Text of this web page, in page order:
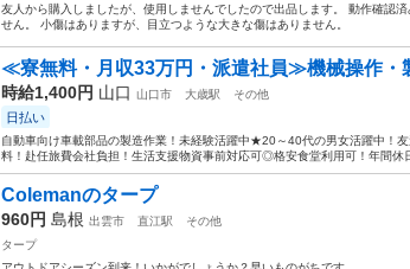
友人から購入しましたが、使用しませんでしたので出品します。 動作確認
せん。 小傷はありますが、目立つような大きな傷はありません。
≪寮無料・月収33万円・派遣社員≫機械操作・
時給1,400円 山口 山口市 大歳駅 その他
日払い
自動車向け車載部品の製造作業！未経験活躍中★20～40代の男女活躍中！
料！赴任旅費会社負担！生活支援物資事前対応可◎格安食堂利用可！年間休
Colemanのタープ
960円 島根 出雲市 直江駅
その他
タープ